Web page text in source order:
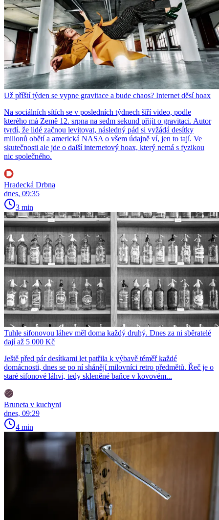
Už příští týden se vypne gravitace a bude chaos? Internet děsí hoax
Na sociálních sítích se v posledních týdnech šíří video, podle
kterého má Země 12. srpna na sedm sekund přijít o gravitaci. Autor
tvrdí, že lidé začnou levitovat, následný pád si vyžádá desítky
milionů obětí a americká NASA o všem údajně ví, jen to tají. Ve
skutečnosti ale jde o další internetový hoax, který nemá s fyzikou
nic společného.
Hradecká Drbna
dnes, 09:35
3 min
Tuhle sifonovou láhev měl doma každý druhý. Dnes za ni sběratelé
dají až 5 000 Kč
Ještě před pár desítkami let patřila k výbavě téměř každé
domácnosti, dnes se po ní shánějí milovníci retro předmětů. Řeč je o
staré sifonové láhvi, tedy skleněné baňce v kovovém...
Bruneta v kuchyni
dnes, 09:29
4 min